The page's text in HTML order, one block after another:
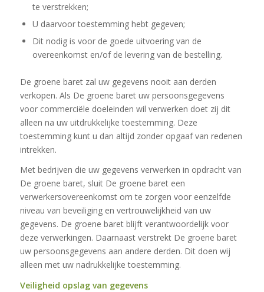
te verstrekken;
U daarvoor toestemming hebt gegeven;
Dit nodig is voor de goede uitvoering van de
overeenkomst en/of de levering van de bestelling.
De groene baret zal uw gegevens nooit aan derden
verkopen. Als De groene baret uw persoonsgegevens
voor commerciële doeleinden wil verwerken doet zij dit
alleen na uw uitdrukkelijke toestemming. Deze
toestemming kunt u dan altijd zonder opgaaf van redenen
intrekken.
Met bedrijven die uw gegevens verwerken in opdracht van
De groene baret, sluit De groene baret een
verwerkersovereenkomst om te zorgen voor eenzelfde
niveau van beveiliging en vertrouwelijkheid van uw
gegevens. De groene baret blijft verantwoordelijk voor
deze verwerkingen. Daarnaast verstrekt De groene baret
uw persoonsgegevens aan andere derden. Dit doen wij
alleen met uw nadrukkelijke toestemming.
Veiligheid opslag van gegevens